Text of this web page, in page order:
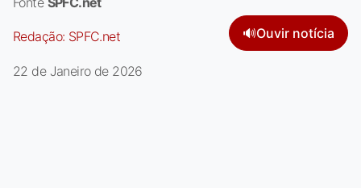
Redação: SPFC.net 🔊Ouvir notícia
22 de Janeiro de 2026